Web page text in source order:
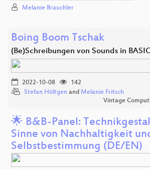
Melanie Brauchler
Boing Boom Tschak
(Be)Schreibungen von Sounds in
2022-10-08
142
Stefan Höltgen and Melanie Fritsch
Vintage
🌟 B&B-Panel:
Sinne von Nachhaltigkeit
Selbstbestimmung (DE/EN)